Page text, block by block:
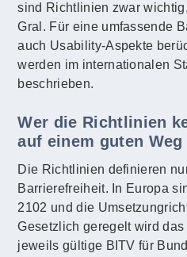
sind Richtlinien zwar
Gral. Für eine umfassende
auch Usability-Aspekte
werden im internationalen
beschrieben.
Wer die Richtlinien
auf einem guten Weg
Die Richtlinien definieren
Barrierefreiheit. In Europa
2102 und die
Gesetzlich geregelt wird
jeweils gültige BITV für